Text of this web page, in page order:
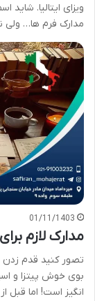
ویزای ایتالیا.
مدارک فرم ها… ولی
01/11/1403
مدارک لازم
تصور کنید قدم زدن
بوی خوش پیتزا و
انگیز است! اما قبل